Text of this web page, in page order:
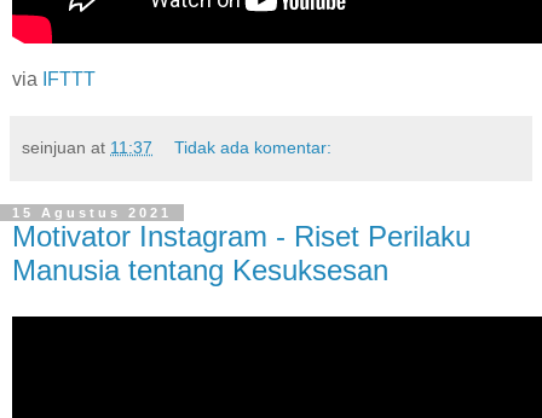
via IFTTT
seinjuan at 11:37 Tidak ada komentar:
15 Agustus 2021
Motivator Instagram - Riset Perilaku
Manusia tentang Kesuksesan